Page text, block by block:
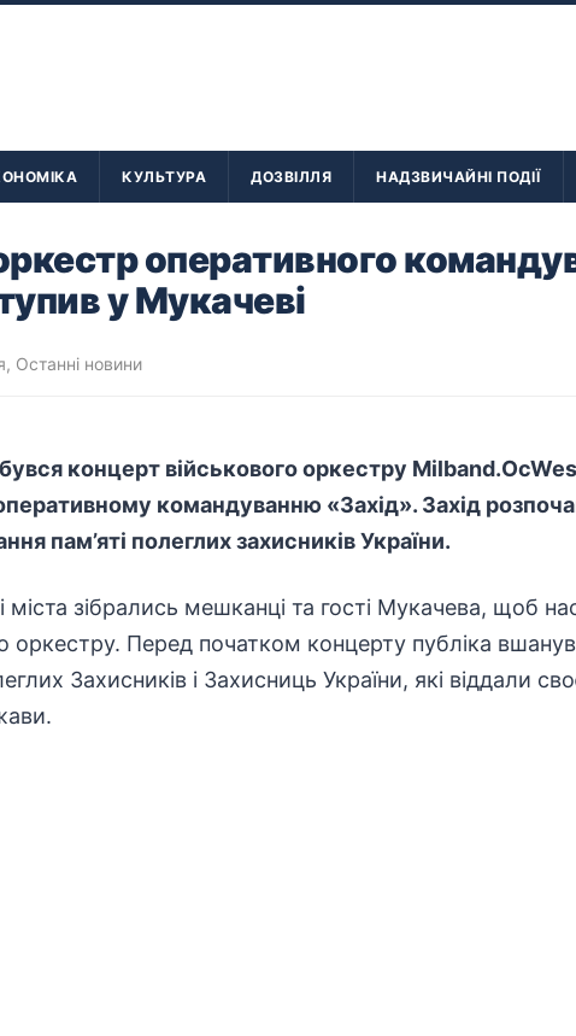
КУЛЬТУРА ДОЗВІЛЛЯ НАДЗВИЧАЙНІ ПОДІЇ
оперативного
у Мукачеві
, Останні новини
концерт військовогооркестру
командуванню «Захід». Захід
пам’яті полеглихзахисниківУкраїни.
міста зібрались мешканці та гості Мукачева, щоб
оркестру. Перед початком концерту публіка
Захисників і Захисниць України, які віддали